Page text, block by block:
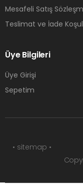
Mesafeli Satış
Teslimat ve İade
Üye Bilgileri
Üye Girişi
Sepetim
• sitemap •